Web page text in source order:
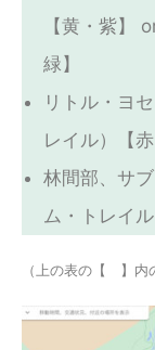
【黄・紫】
緑】
リトル・ヨ
レイル）【赤
林間部、サ
ム・トレイ
（上の表の【 】内